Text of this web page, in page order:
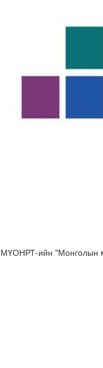
Нийгмийн даатгалын
МҮОНРТ-ийн "Монголын